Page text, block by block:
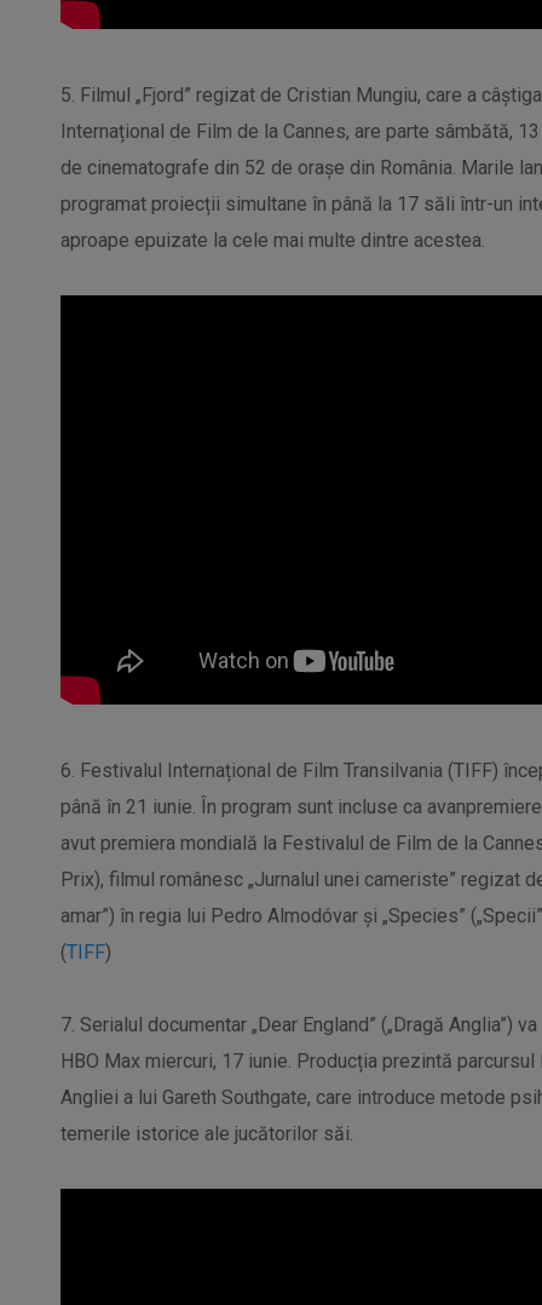
5. Filmul „Fjord” regizat de Cristian Mungiu, care a
Internațional de Film de la Cannes, are parte sâmbătă,
de cinematografe din 52 de orașe din România. Marile
programat proiecții simultane în până la 17 săli într-un
aproape epuizate la cele mai multe dintre acestea.
6. Festivalul Internațional de Film Transilvania (TIFF)
până în 21 iunie. În program sunt incluse ca
avut premiera mondială la Festivalul de Film de la
Prix), filmul românesc „Jurnalul unei cameriste” regizat
amar”) în regia lui Pedro Almodóvar și „Species”
(TIFF)
7. Serialul documentar „Dear England” („Dragă Anglia”)
HBO Max miercuri, 17 iunie. Producția prezintă
Angliei a lui Gareth Southgate, care introduce metode
temerile istorice ale jucătorilor săi.